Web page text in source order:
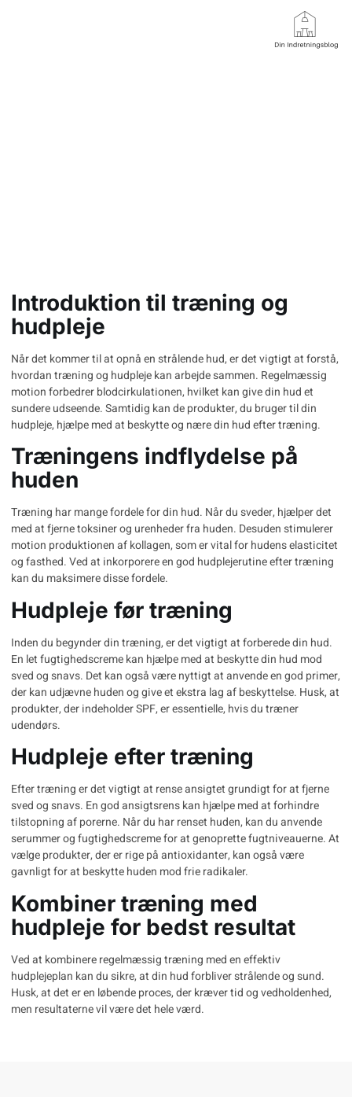
Introduktion til træning og
hudpleje
Når det kommer til at opnå en strålende hud, er det vigtigt at forstå,
hvordan træning og hudpleje kan arbejde sammen. Regelmæssig
motion forbedrer blodcirkulationen, hvilket kan give din hud et
sundere udseende. Samtidig kan de produkter, du bruger til din
hudpleje, hjælpe med at beskytte og nære din hud efter træning.
Træningens indflydelse på
huden
Træning har mange fordele for din hud. Når du sveder, hjælper det
med at fjerne toksiner og urenheder fra huden. Desuden stimulerer
motion produktionen af kollagen, som er vital for hudens elasticitet
og fasthed. Ved at inkorporere en god hudplejerutineefter træning
kan du maksimere disse fordele.
Hudpleje før træning
Inden du begynder din træning, er det vigtigt at forberede din hud.
En let fugtighedscreme kan hjælpe med at beskytte din hud mod
sved og snavs. Det kan også være nyttigt at anvende en god primer,
der kan udjævne huden og give et ekstra lag af beskyttelse. Husk, at
produkter, der indeholder SPF, er essentielle, hvis du træner
udendørs.
Hudpleje efter træning
Efter træning er det vigtigt at rense ansigtet grundigt for at fjerne
sved og snavs. En god ansigtsrens kan hjælpe med at forhindre
tilstopning af porerne. Når du har renset huden, kan du anvende
serummer og fugtighedscreme for at genoprette fugtniveauerne. At
vælge produkter, der er rige på antioxidanter, kan også være
gavnligt for at beskytte huden mod frie radikaler.
Kombiner træning med
hudpleje for bedst resultat
Ved at kombinere regelmæssig træning med en effektiv
hudplejeplan kan du sikre, at din hud forbliver strålende og sund.
Husk, at det er en løbende proces, der kræver tid og vedholdenhed,
men resultaterne vil være det hele værd.